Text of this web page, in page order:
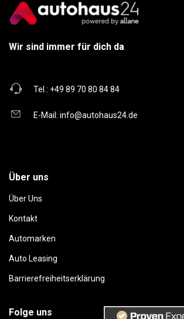
Wir sind immer für dich da
Tel.: +49 89 70 80 84 84
E-Mail: info@autohaus24.de
Über uns
Über Uns
Kontakt
Automarken
Auto Leasing
Barrierefreiheitserklärung
Folge uns